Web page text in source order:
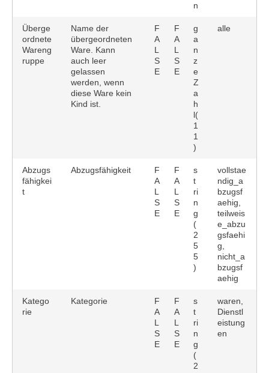
n
Überge
ordnete
Wareng
ruppe
Name der
übergeordneten
Ware. Kann
auch leer
gelassen
werden, wenn
diese Ware kein
Kind ist.
F
A
L
S
E
F
A
L
S
E
g
a
n
z
e
Z
a
h
l(
1
1
)
alle
Abzugs
fähigkei
t
Abzugsfähigkeit
F
A
L
S
E
F
A
L
S
E
s
t
ri
n
g
(
2
5
5
)
vollstae
ndig_a
bzugsf
aehig,
teilweis
e_abzu
gsfaehi
g,
nicht_a
bzugsf
aehig
Katego
rie
Kategorie
F
A
L
S
E
F
A
L
S
E
s
t
ri
n
g
(
2
waren,
Dienstl
eistung
en